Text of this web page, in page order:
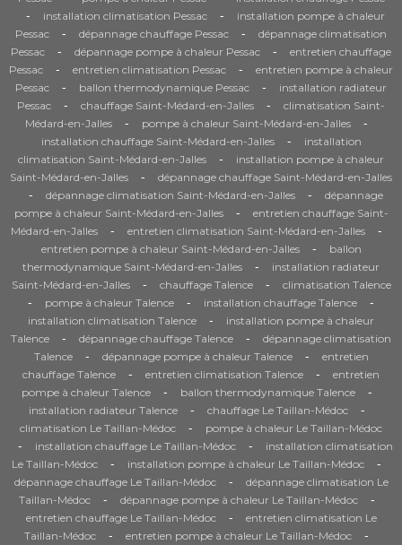
- installation climatisation Pessac -
installation pompe à chaleur
Pessac
- dépannage chauffage Pessac -
dépannage climatisation
Pessac
- dépannage pompe à chaleur Pessac -
entretien chauffage
Pessac
- entretien climatisation Pessac -
entretien pompe à chaleur
Pessac
- ballon thermodynamique Pessac -
installation radiateur
Pessac
- chauffage Saint-Médard-en-Jalles -
climatisation Saint-
Médard-en-Jalles
- pompe à chaleur Saint-Médard-en-Jalles -
installation chauffage Saint-Médard-en-Jalles -
installation
climatisation Saint-Médard-en-Jalles
-
installation pompe à chaleur
Saint-Médard-en-Jalles
- dépannage chauffage Saint-Médard-en-Jalles
- dépannage climatisation Saint-Médard-en-Jalles -
dépannage
pompe à chaleur Saint-Médard-en-Jalles
-
entretien chauffage Saint-
Médard-en-Jalles
- entretien climatisation Saint-Médard-en-Jalles -
entretien pompe à chaleur Saint-Médard-en-Jalles -
ballon
thermodynamique Saint-Médard-en-Jalles
-
installation radiateur
Saint-Médard-en-Jalles
- chauffage Talence - climatisation Talence
- pompe à chaleur Talence - installation chauffage Talence -
installation climatisation Talence -
installation pompe à chaleur
Talence
- dépannage chauffage Talence -
dépannage climatisation
Talence
- dépannage pompe à chaleur Talence -
entretien
chauffage Talence
- entretien climatisation Talence -
entretien
pompe à chaleur Talence
- ballon thermodynamique Talence -
installation radiateur Talence - chauffage Le Taillan-Médoc -
climatisation Le Taillan-Médoc - pompe à chaleur Le Taillan-Médoc
- installation chauffage Le Taillan-Médoc -
installation climatisation
Le Taillan-Médoc
- installation pompe à chaleur Le Taillan-Médoc -
dépannage chauffage Le Taillan-Médoc -
dépannage climatisation Le
Taillan-Médoc
- dépannage pompe à chaleur Le Taillan-Médoc -
entretien chauffage Le Taillan-Médoc -
entretien climatisation Le
Taillan-Médoc
- entretien pompe à chaleur Le Taillan-Médoc -